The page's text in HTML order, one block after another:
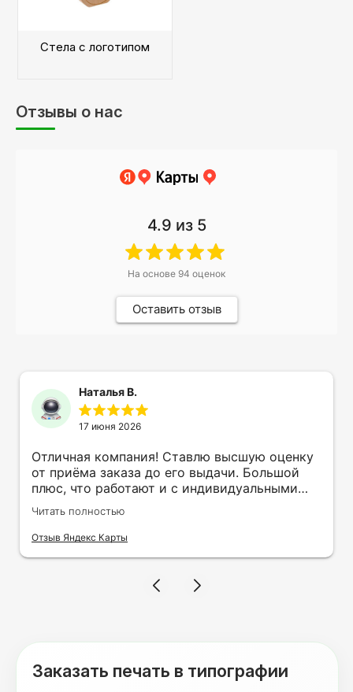
Стела с логотипом
Отзывы о нас
4.9 из 5
На основе 94 оценок
Оставить отзыв
Наталья В.
17 июня 2026
Отличная компания! Ставлю высшую оценку
от приёма заказа до его выдачи. Большой
плюс, что работают и с индивидуальными
заказами. Нелбходимо было нанести принт
на кружку в подарок. Заказ был исполнен
оперативно и ооочень красиво, даже не
терпеливость, отвечала на все мои вопросы.
Читать полностью
Отзыв Яндекс Карты
Заказать печать в типографии